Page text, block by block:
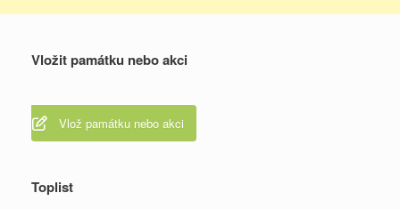
Vložit památku nebo akci
Vlož památku nebo akci
Toplist